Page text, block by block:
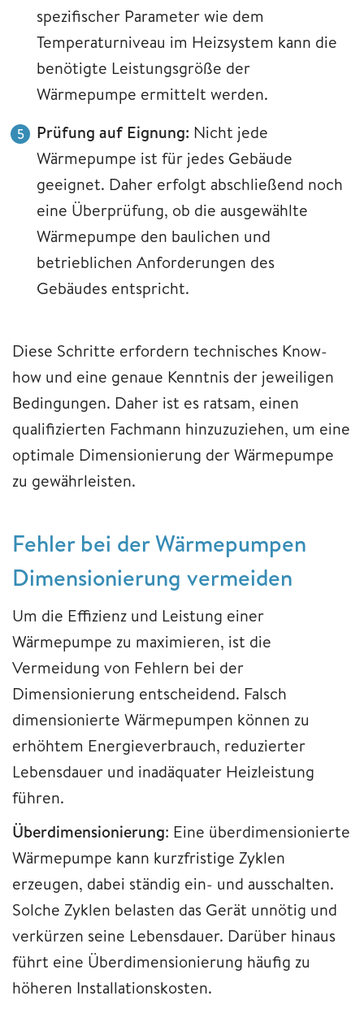
spezifischer Parameter wie dem
Temperaturniveau im Heizsystem kann die
benötigte Leistungsgröße der
Wärmepumpe ermittelt werden.
Prüfung auf Eignung: Nicht jede
Wärmepumpe ist für jedes Gebäude
geeignet. Daher erfolgt abschließend noch
eine Überprüfung, ob die ausgewählte
Wärmepumpe den baulichen und
betrieblichen Anforderungen des
Gebäudes entspricht.
Diese Schritte erfordern technisches Know-
how und eine genaue Kenntnis der jeweiligen
Bedingungen. Daher ist es ratsam, einen
qualifizierten Fachmann hinzuzuziehen, um eine
optimale Dimensionierung der Wärmepumpe
zu gewährleisten.
Fehler bei der Wärmepumpen
Dimensionierung vermeiden
Um die Effizienz und Leistung einer
Wärmepumpe zu maximieren, ist die
Vermeidung von Fehlern bei der
Dimensionierung entscheidend. Falsch
dimensionierte Wärmepumpen können zu
erhöhtem Energieverbrauch, reduzierter
Lebensdauer und inadäquater Heizleistung
führen.
Überdimensionierung: Eine überdimensionierte
Wärmepumpe kann kurzfristige Zyklen
erzeugen, dabei ständig ein- und ausschalten.
Solche Zyklen belasten das Gerät unnötig und
verkürzen seine Lebensdauer. Darüber hinaus
führt eine Überdimensionierung häufig zu
höheren Installationskosten.